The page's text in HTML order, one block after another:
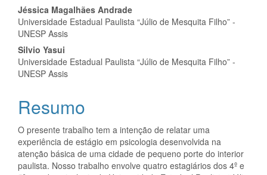
Jéssica Magalhães Andrade
Universidade Estadual Paulista “Júlio de Mesquita Filho” -
UNESP Assis
Silvio Yasui
Universidade Estadual Paulista “Júlio de Mesquita Filho” -
UNESP Assis
Resumo
O presente trabalho tem a intenção de relatar uma
experiência de estágio em psicologia desenvolvida na
atenção básica de uma cidade de pequeno porte do interior
paulista. Nosso trabalho envolve quatro estagiários dos 4º e